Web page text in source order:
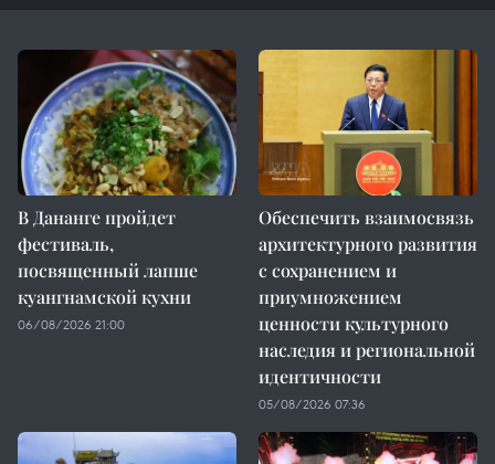
В Дананге пройдет
фестиваль,
посвященный лапше
куангнамской кухни
06/08/2026 21:00
Обеспечить взаимосвязь
архитектурного развития
с сохранением и
приумножением
ценности культурного
наследия и региональной
идентичности
05/08/2026 07:36